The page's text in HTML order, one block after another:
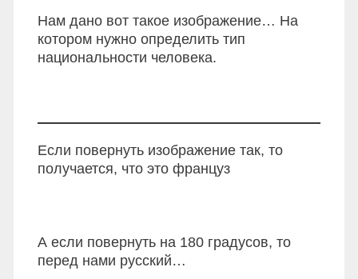
Нам дано вот такое изображение… На
котором нужно определить тип
национальности человека.
Если повернуть изображение так, то
получается, что это француз
А если повернуть на 180 градусов, то
перед нами русский…